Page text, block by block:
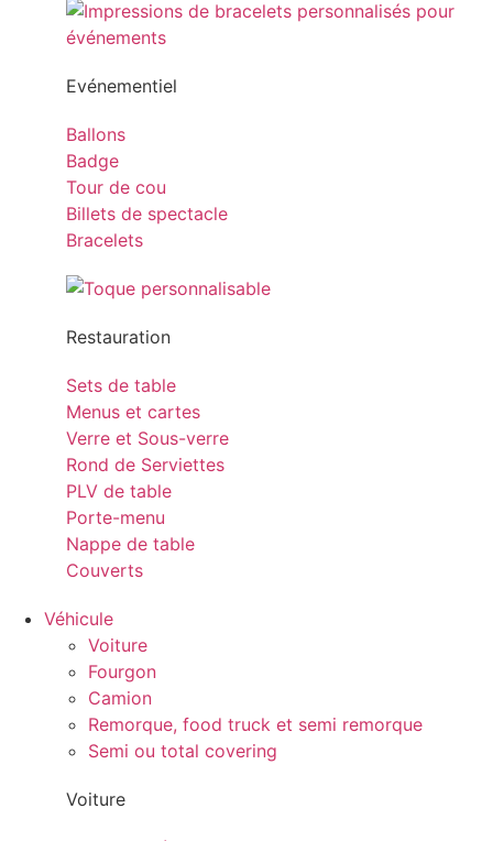
Evénementiel
Ballons
Badge
Tour de cou
Billets de spectacle
Bracelets
Restauration
Sets de table
Menus et cartes
Verre et Sous-verre
Rond de Serviettes
PLV de table
Porte-menu
Nappe de table
Couverts
Véhicule
Voiture
Fourgon
Camion
Remorque, food truck et semi remorque
Semi ou total covering
Voiture